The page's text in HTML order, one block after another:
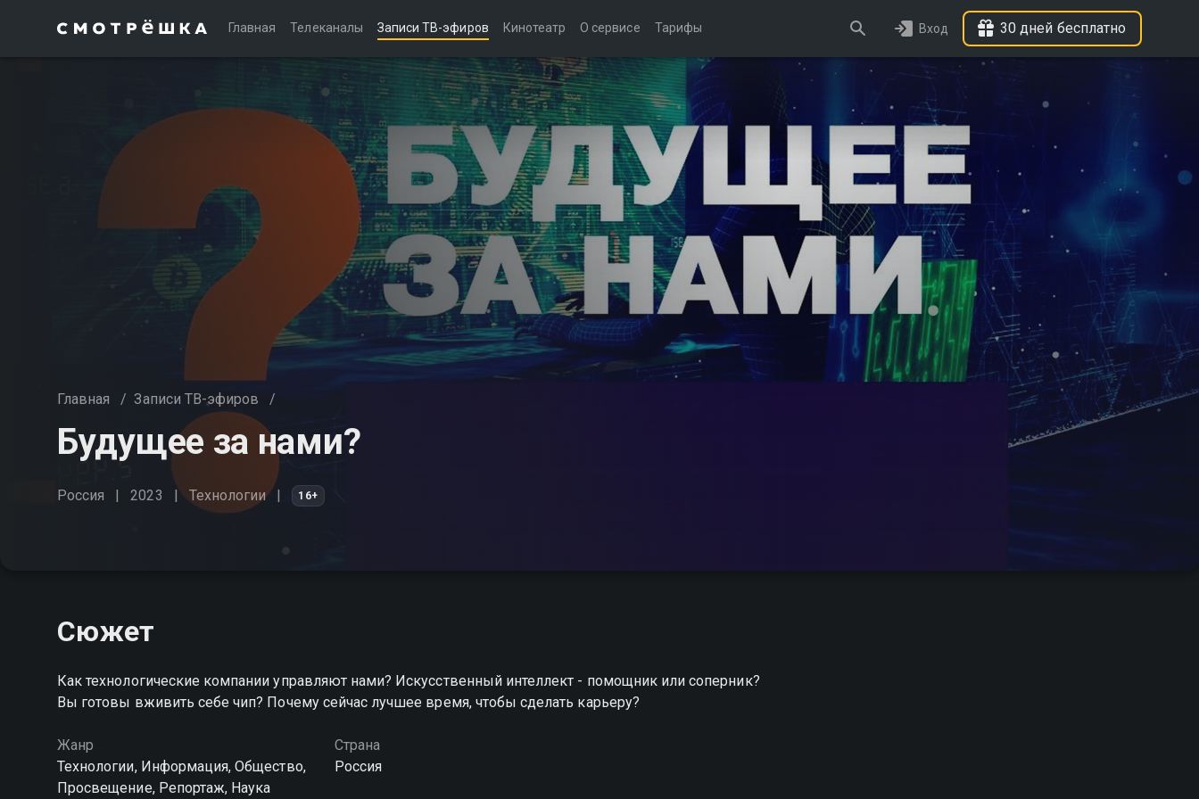
Главная Телеканалы Записи ТВ-эфиров Кинотеатр О сервисе Тарифы Вход 30 дней бесплатно
Главная / Записи ТВ-эфиров /
Будущее за нами?
Россия 2023 Технологии 16+
Сюжет
Как технологические компании управляют нами? Искусственный интеллект - помощник или соперник?
Вы готовы вживить себе чип? Почему сейчас лучшее время, чтобы сделать карьеру?
Жанр
Технологии, Информация, Общество,
Просвещение, Репортаж, Наука
Страна
Россия